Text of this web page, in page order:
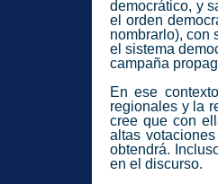
democrático, y
el orden
nombrarlo), con
el sistema
campaña
En ese
regionales y la
cree que con
altas
obtendrá.
en el discurso.